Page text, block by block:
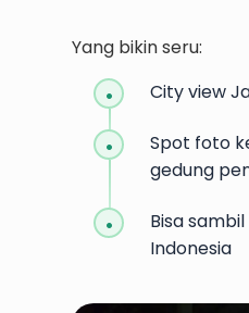
Yang bikin seru:
City view
Spot foto
gedung
Bisa
Indonesia